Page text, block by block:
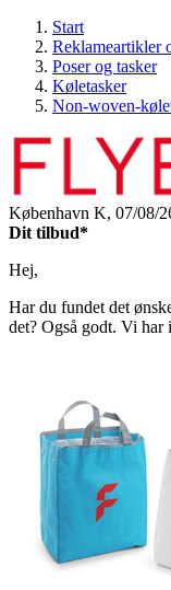
Start
Reklameartikler
Poser og tasker
Køletasker
Non-woven-
København K, 07/08/
Dit tilbud*
Hej,
Har du fundet det
det? Også godt. Vi